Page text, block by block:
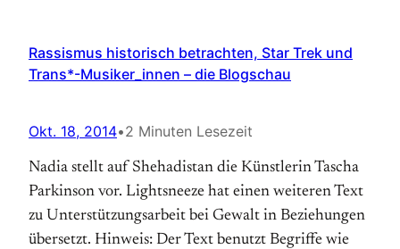
Rassismus historisch betrachten, Star Trek und
Trans*-Musiker_innen – die Blogschau
Okt. 18, 2014•2 Minuten Lesezeit
Nadia stellt auf Shehadistan die Künstlerin Tascha
Parkinson vor. Lightsneeze hat einen weiteren Text
zu Unterstützungsarbeit bei Gewalt in Beziehungen
übersetzt. Hinweis: Der Text benutzt Begriffe wie